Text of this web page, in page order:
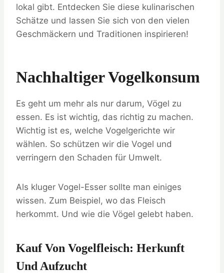
lokal gibt. Entdecken Sie diese kulinarischen
Schätze und lassen Sie sich von den vielen
Geschmäckern und Traditionen inspirieren!
Nachhaltiger Vogelkonsum
Es geht um mehr als nur darum, Vögel zu
essen. Es ist wichtig, das richtig zu machen.
Wichtig ist es, welche Vogelgerichte wir
wählen. So schützen wir die Vogel und
verringern den Schaden für Umwelt.
Als kluger Vogel-Esser sollte man einiges
wissen. Zum Beispiel, wo das Fleisch
herkommt. Und wie die Vögel gelebt haben.
Kauf Von Vogelfleisch: Herkunft
Und Aufzucht